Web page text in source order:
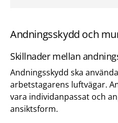
Andningsskydd och
Skillnader mellan
Andningsskydd ska
arbetstagarens luftvägar.
vara individanpassat och
ansiktsform.